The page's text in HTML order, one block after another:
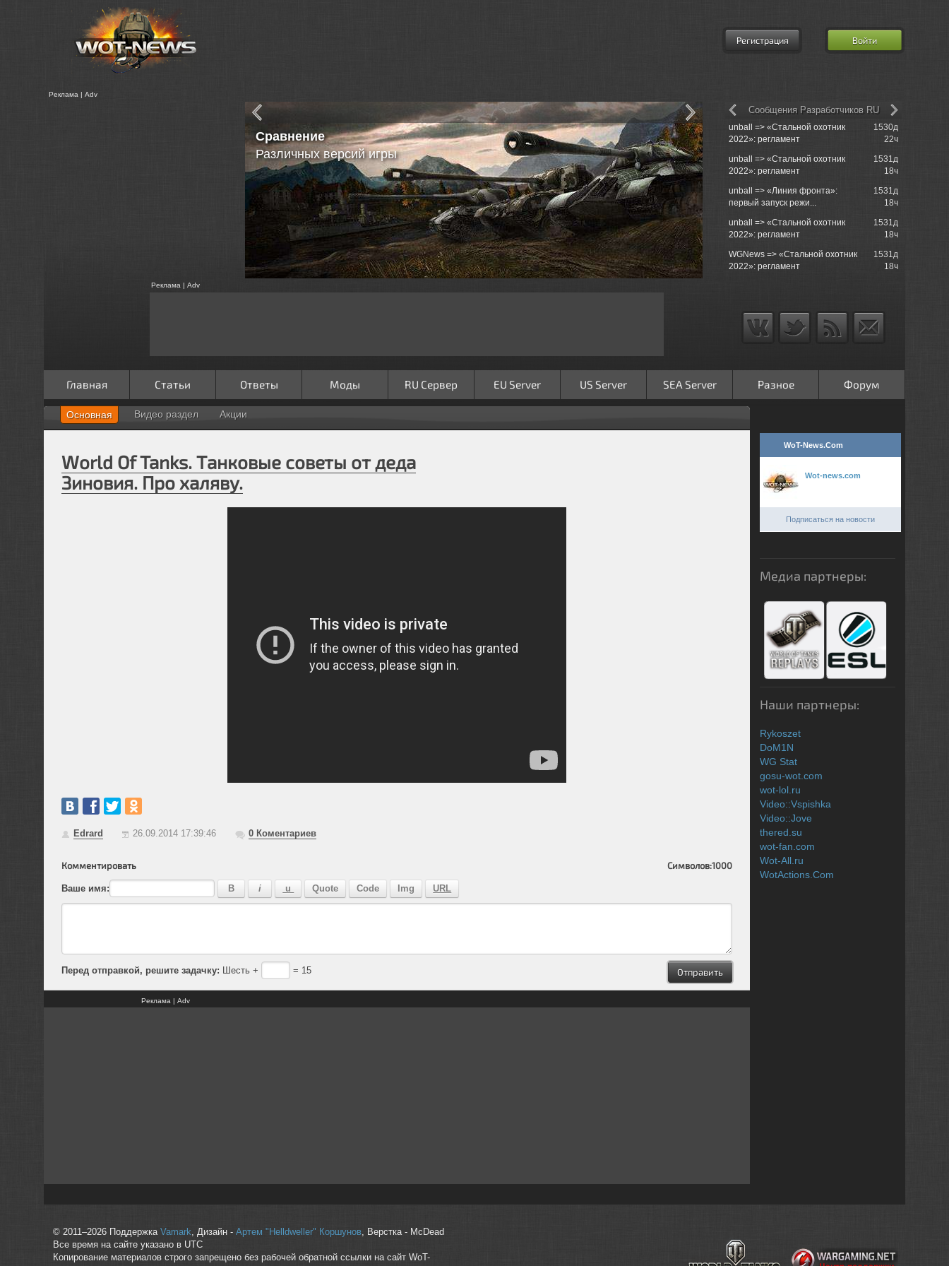
Регистрация Войти
Реклама | Adv
Сравнение
Различных версий игры
unball => «Стальной охотник
2022»: регламент
1530д
22ч
unball => «Стальной охотник
2022»: регламент
1531д
18ч
unball => «Линия фронта»:
первый запуск режи...
1531д
18ч
unball => «Стальной охотник
2022»: регламент
1531д
18ч
WGNews => «Стальной охотник
2022»: регламент
1531д
18ч
Сообщения Разработчиков RU
Реклама | Adv
Главная Статьи Ответы Моды RU Сервер EU Server US Server SEA Server Разное Форум
Основная Видео раздел Акции
World Of Tanks. Танковые советы от деда
Зиновия. Про халяву.
Edrard 26.09.2014 17:39:46 0Коментариев
Комментировать Символов:1000
Ваше имя:
Перед отправкой, решите задачку: Шесть + = 15
Реклама | Adv
WoT-News.Com
Wot-news.com
Подписаться на новости
Медиа партнеры:
Наши партнеры:
Rykoszet
DoM1N
WG Stat
gosu-wot.com
wot-lol.ru
Video::Vspishka
Video::Jove
thered.su
wot-fan.com
Wot-All.ru
WotActions.Com
© 2011–2026 Поддержка Vamark , Дизайн - Артем "Helldweller" Коршунов, Верстка - McDead
Все время на сайте указано в UTC
Копирование материалов строго запрещено без рабочей обратной ссылки на сайт WoT-